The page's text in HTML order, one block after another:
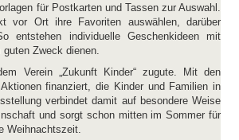
für Postkarten und Tassen zur Auswahl.
vor Ort ihre Favoriten auswählen, darüber
entstehen individuelle Geschenkideen mit
Zweck dienen.
Verein „Zukunft Kinder“ zugute. Mit den
finanziert, die Kinder und Familien in
verbindet damit auf besondere Weise
und sorgt schon mitten im Sommer für
Weihnachtszeit.